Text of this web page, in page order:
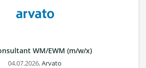
WM/EWM (m/w/x)
04.07.2026,Arvato